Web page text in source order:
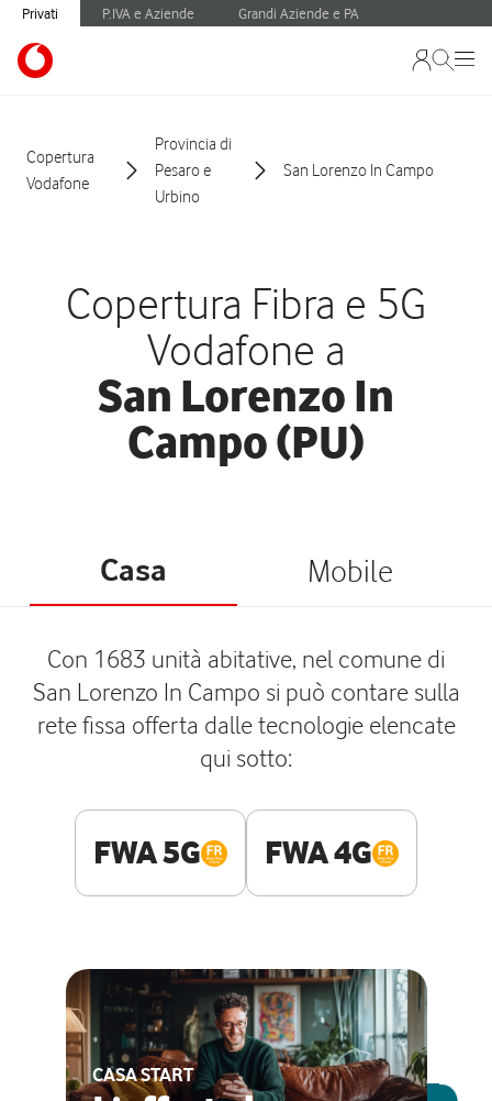
Privati P.IVA e Aziende Grandi Aziende e PA
Copertura
Vodafone
Provincia di
Pesaro e
Urbino
San Lorenzo In Campo
Copertura Fibra e 5G
Vodafone a
San Lorenzo In
Campo (PU)
Casa Mobile
Con 1683 unità abitative, nel comune di
San Lorenzo In Campo si può contare sulla
rete fissa offerta dalle tecnologie elencate
qui sotto:
FWA 5G FWA 4G
CASA START
ESCLUSIVA ONLINE